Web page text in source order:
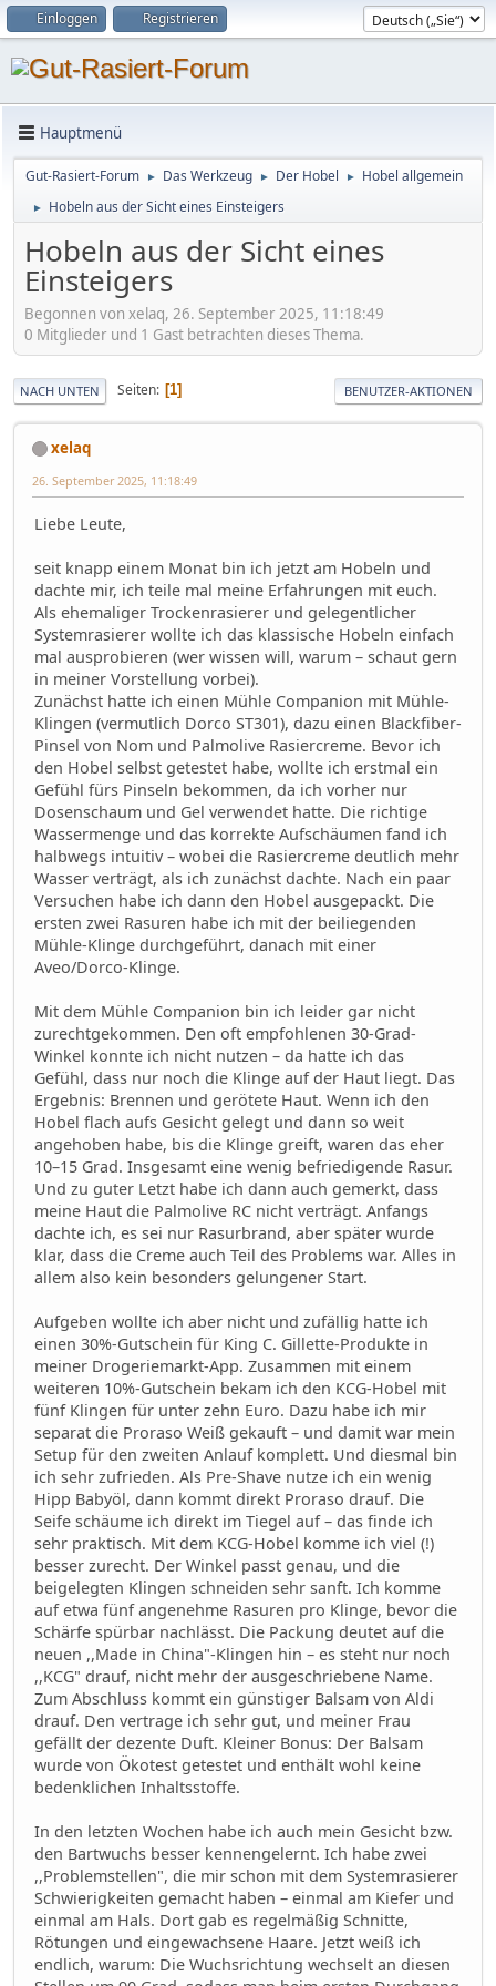
Einloggen Registrieren
Hauptmenü
Gut-Rasiert-Forum ► Das Werkzeug ► Der Hobel ► Hobel allgemein
► Hobeln aus der Sicht eines Einsteigers
Hobeln aus der Sicht eines
Einsteigers
Begonnen von xelaq, 26. September 2025, 11:18:49
0 Mitglieder und 1 Gast betrachten dieses Thema.
NACH UNTEN Seiten 1 BENUTZER-AKTIONEN
xelaq
26. September 2025, 11:18:49
Liebe Leute,
seit knapp einem Monat bin ich jetzt am Hobeln und
dachte mir, ich teile mal meine Erfahrungen mit euch.
Als ehemaliger Trockenrasierer und gelegentlicher
Systemrasierer wollte ich das klassische Hobeln einfach
mal ausprobieren (wer wissen will, warum – schaut gern
in meiner Vorstellung vorbei).
Zunächst hatte ich einen Mühle Companion mit Mühle-
Klingen (vermutlich Dorco ST301), dazu einen Blackfiber-
Pinsel von Nom und Palmolive Rasiercreme. Bevor ich
den Hobel selbst getestet habe, wollte ich erstmal ein
Gefühl fürs Pinseln bekommen, da ich vorher nur
Dosenschaum und Gel verwendet hatte. Die richtige
Wassermenge und das korrekte Aufschäumen fand ich
halbwegs intuitiv – wobei die Rasiercreme deutlich mehr
Wasser verträgt, als ich zunächst dachte. Nach ein paar
Versuchen habe ich dann den Hobel ausgepackt. Die
ersten zwei Rasuren habe ich mit der beiliegenden
Mühle-Klinge durchgeführt, danach mit einer
Aveo/Dorco-Klinge.
Mit dem Mühle Companion bin ich leider gar nicht
zurechtgekommen. Den oft empfohlenen 30-Grad-
Winkel konnte ich nicht nutzen – da hatte ich das
Gefühl, dass nur noch die Klinge auf der Haut liegt. Das
Ergebnis: Brennen und gerötete Haut. Wenn ich den
Hobel flach aufs Gesicht gelegt und dann so weit
angehoben habe, bis die Klinge greift, waren das eher
10–15 Grad. Insgesamt eine wenig befriedigende Rasur.
Und zu guter Letzt habe ich dann auch gemerkt, dass
meine Haut die Palmolive RC nicht verträgt. Anfangs
dachte ich, es sei nur Rasurbrand, aber später wurde
klar, dass die Creme auch Teil des Problems war. Alles in
allem also kein besonders gelungener Start.
Aufgeben wollte ich aber nicht und zufällig hatte ich
einen 30%-Gutschein für King C. Gillette-Produkte in
meiner Drogeriemarkt-App. Zusammen mit einem
weiteren 10%-Gutschein bekam ich den KCG-Hobel mit
fünf Klingen für unter zehn Euro. Dazu habe ich mir
separat die Proraso Weiß gekauft – und damit war mein
Setup für den zweiten Anlauf komplett. Und diesmal bin
ich sehr zufrieden. Als Pre-Shave nutze ich ein wenig
Hipp Babyöl, dann kommt direkt Proraso drauf. Die
Seife schäume ich direkt im Tiegel auf – das finde ich
sehr praktisch. Mit dem KCG-Hobel komme ich viel (!)
besser zurecht. Der Winkel passt genau, und die
beigelegten Klingen schneiden sehr sanft. Ich komme
auf etwa fünf angenehme Rasuren pro Klinge, bevor die
Schärfe spürbar nachlässt. Die Packung deutet auf die
neuen ,,Made in China"-Klingen hin – es steht nur noch
,,KCG" drauf, nicht mehr der ausgeschriebene Name.
Zum Abschluss kommt ein günstiger Balsam von Aldi
drauf. Den vertrage ich sehr gut, und meiner Frau
gefällt der dezente Duft. Kleiner Bonus: Der Balsam
wurde von Ökotest getestet und enthält wohl keine
bedenklichen Inhaltsstoffe.
In den letzten Wochen habe ich auch mein Gesicht bzw.
den Bartwuchs besser kennengelernt. Ich habe zwei
,,Problemstellen", die mir schon mit dem Systemrasierer
Schwierigkeiten gemacht haben – einmal am Kiefer und
einmal am Hals. Dort gab es regelmäßig Schnitte,
Rötungen und eingewachsene Haare. Jetzt weiß ich
endlich, warum: Die Wuchsrichtung wechselt an diesen